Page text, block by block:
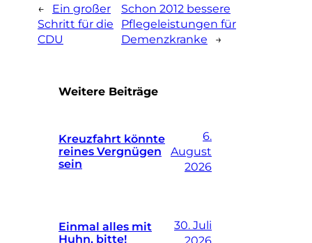
←
Ein großer
Schritt für die
CDU
Schon 2012 bessere
Pflegeleistungen für
Demenzkranke
→
Weitere Beiträge
Kreuzfahrt könnte
reines Vergnügen
sein
6.
August
2026
Einmal alles mit
Huhn, bitte!
30. Juli